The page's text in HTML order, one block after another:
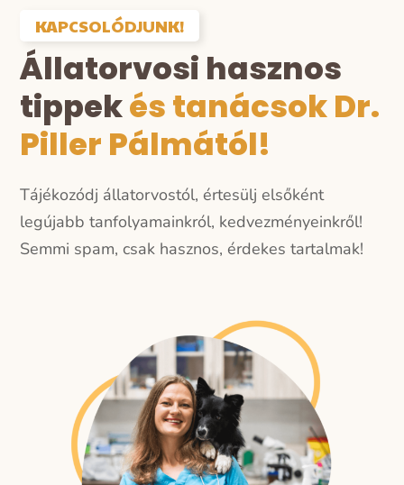
KAPCSOLÓDJUNK!
Állatorvosi hasznos
tippekés tanácsok Dr.
Piller Pálmától!
Tájékozódj állatorvostól, értesülj elsőként
legújabb tanfolyamainkról, kedvezményeinkről!
Semmi spam, csak hasznos, érdekes tartalmak!